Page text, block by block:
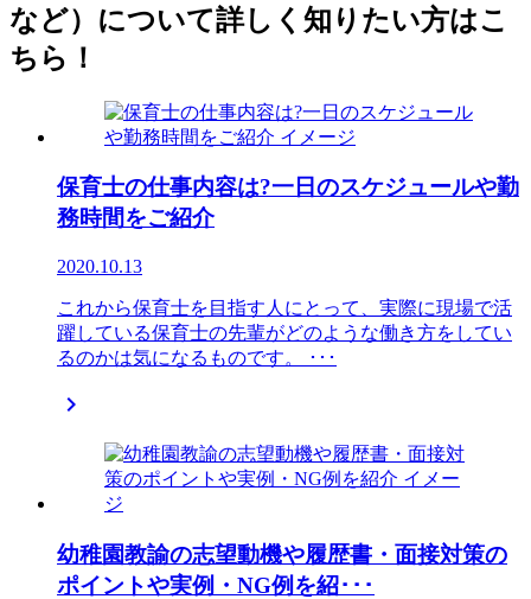
など）について詳しく知りたい方はこ
ちら！
保育士の仕事内容は?一日のスケジュールや勤
務時間をご紹介
2020.10.13
これから保育士を目指す人にとって、実際に現場で活
躍している保育士の先輩がどのような働き方をしてい
るのかは気になるものです。 ･･･

幼稚園教諭の志望動機や履歴書・面接対策の
ポイントや実例・NG例を紹･･･